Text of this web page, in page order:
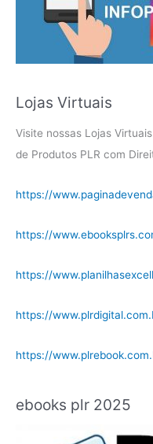
Lojas Virtuais
Visite nossas Lojas
de Produtos PLR com
https://
https://
https://
https://
https://
ebooks plr 2025